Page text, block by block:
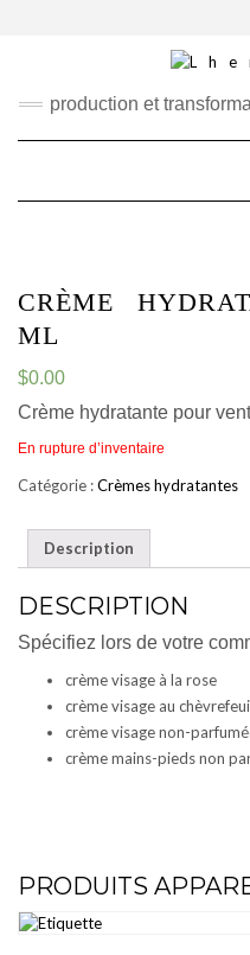
production et
CRÈME
ML
$0.00
Crème hydratante pour
En rupture d’inventaire
Catégorie :Crèmes hydratantes
Description
DESCRIPTION
Spécifiez lors de votre
crème visage à la rose
crème visage au
crème visage non-
crème mains-pieds non
PRODUITS